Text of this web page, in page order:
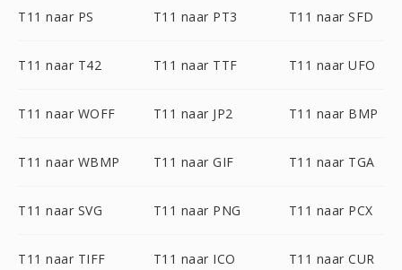
T11 naar PS T11 naar PT3 T11 naar SFD
T11 naar T42 T11 naar TTF T11 naar UFO
T11 naar WOFF T11 naar JP2 T11 naar BMP
T11 naar WBMP T11 naar GIF T11 naar TGA
T11 naar SVG T11 naar PNG T11 naar PCX
T11 naar TIFF T11 naar ICO T11 naar CUR